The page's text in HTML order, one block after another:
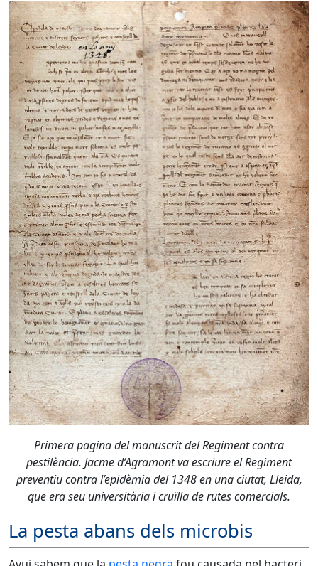
Primera pagina del manuscrit del Regiment contra
pestilència. Jacme d’Agramont va escriure el Regiment
preventiu contra l’epidèmia del 1348 en una ciutat, Lleida,
que era seu universitària i cruïlla de rutes comercials.
La pesta abans dels microbis